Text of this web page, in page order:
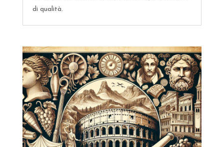
di qualità.